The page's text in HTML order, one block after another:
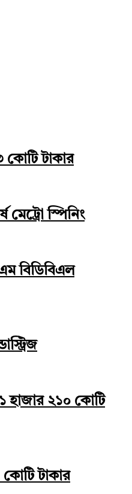
কোটি টাকার
মেট্রো স্পিনিং
বিডিবিএল
হাজার ২১০ কোটি
কোটি টাকার